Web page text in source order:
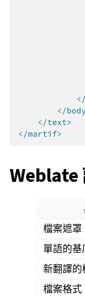
</
</text>
</martif>
檔案遮罩
單語的
新翻譯的
檔案格式